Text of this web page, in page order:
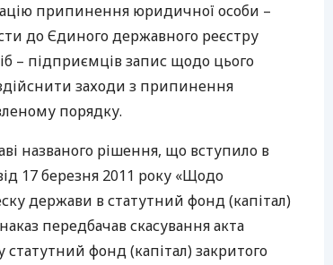
припинення юридичної особи –
до Єдиного державного реєстру
– підприємців запис щодо цього
заходи з припинення
порядку.
названого рішення, що вступило в
17 березня 2011 року «Щодо
держави в статутний фонд (капітал)
передбачав скасування акта
фонд (капітал) закритого